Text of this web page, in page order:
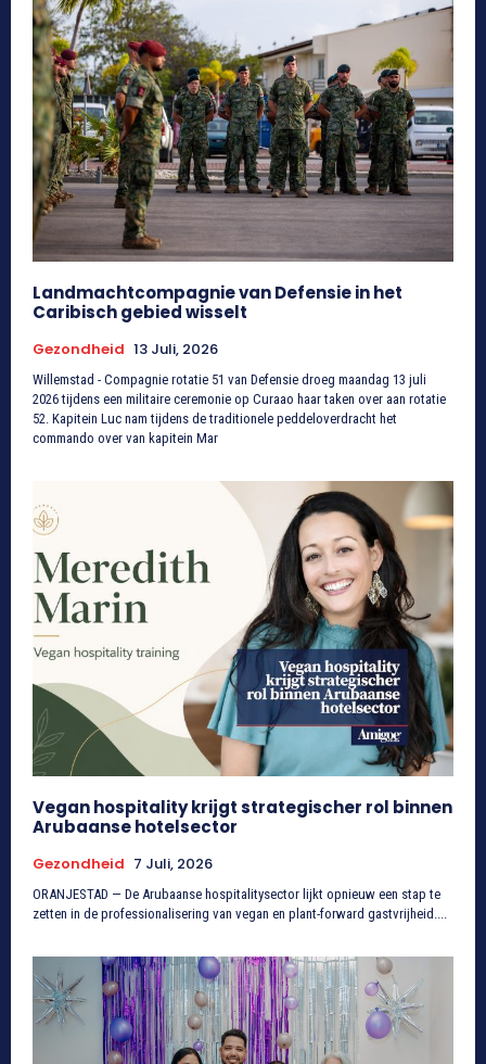
Landmachtcompagnie van Defensie in het
Caribisch gebied wisselt
Gezondheid 13 Juli, 2026
Willemstad - Compagnie rotatie 51 van Defensie droeg maandag 13 juli
2026 tijdens een militaire ceremonie op Curaao haar taken over aan rotatie
52. Kapitein Luc nam tijdens de traditionele peddeloverdracht het
commando over van kapitein Mar
Vegan hospitality krijgt strategischer rol binnen
Arubaanse hotelsector
Gezondheid 7 Juli, 2026
ORANJESTAD — De Arubaanse hospitalitysector lijkt opnieuw een stap te
zetten in de professionalisering van vegan en plant-forward gastvrijheid....